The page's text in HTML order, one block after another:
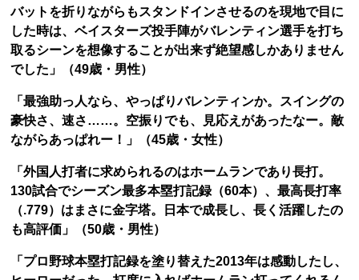
バットを折りながらもスタンドインさせるのを現地で目に
した時は、ベイスターズ投手陣がバレンティン選手を打ち
取るシーンを想像することが出来ず絶望感しかありません
でした」（49歳・男性）
「最強助っ人なら、やっぱりバレンティンか。スイングの
豪快さ、速さ……。空振りでも、見応えがあったなー。敵
ながらあっぱれー！」（45歳・女性）
「外国人打者に求められるのはホームランであり長打。
130試合でシーズン最多本塁打記録（60本）、最高長打率
（.779）はまさに金字塔。日本で成長し、長く活躍したの
も高評価」（50歳・男性）
「プロ野球本塁打記録を塗り替えた2013年は感動したし、